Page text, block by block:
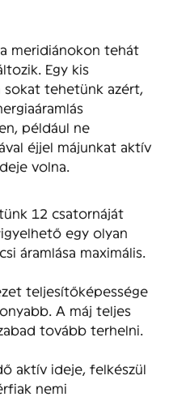
meridiánokon tehát
Egy kis
sokat tehetünk azért,
például ne
éjjel májunkat aktív
volna.
12 csatornáját
egy olyan
áramlása maximális.
teljesítőképessége
A máj teljes
tovább terhelni.
aktív ideje, felkészül
nemi